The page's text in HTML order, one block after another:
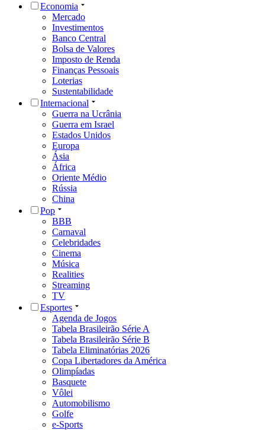
Economia
Mercado
Investimentos
Banco Central
Bolsa de Valores
Imposto de Renda
Finanças Pessoais
Loterias
Sustentabilidade
Internacional
Guerra na Ucrânia
Guerra em Israel
Estados Unidos
Europa
Ásia
África
Oriente Médio
Rússia
China
Pop
BBB
Carnaval
Celebridades
Cinema
Música
Realities
Streaming
TV
Esportes
Agenda de Jogos
Tabela Brasileirão Série A
Tabela Brasileirão Série B
Tabela Eliminatórias 2026
Copa Libertadores da América
Olimpíadas
Basquete
Vôlei
Automobilismo
Golfe
e-Sports